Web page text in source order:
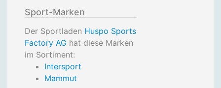
Sport-Marken
Der Sportladen Huspo Sports
Factory AG hat diese Marken
im Sortiment:
Intersport
Mammut